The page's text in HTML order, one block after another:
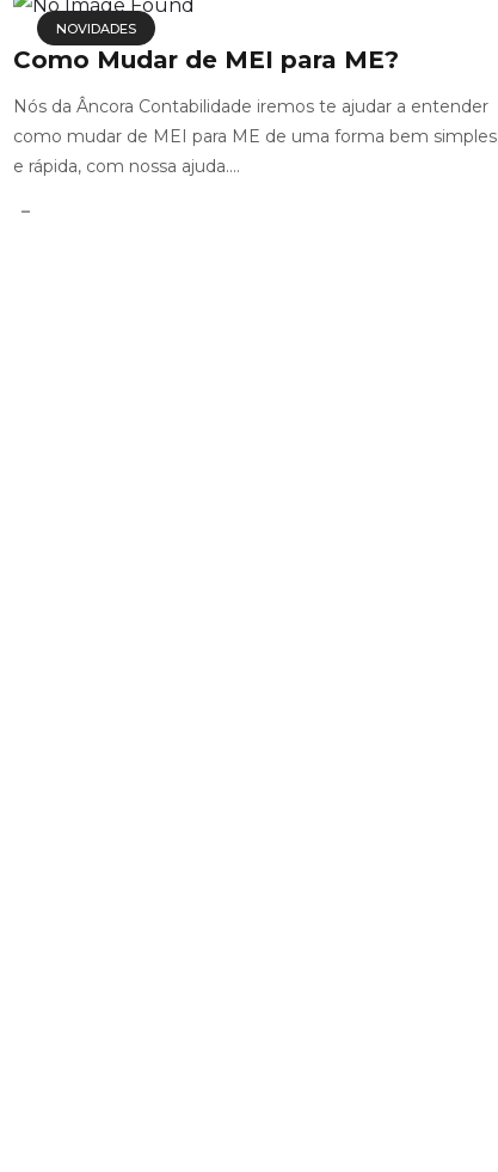
NOVIDADES
Como Mudar de MEI para ME?
Nós da Âncora Contabilidade iremos te ajudar a entender
como mudar de MEI para ME de uma forma bem simples
e rápida, com nossa ajuda....